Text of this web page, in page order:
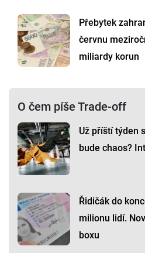
Přebytek
červnu
miliardy korun
O čem píše Trade-off
Už příští týden
bude chaos?
Řidičák do
milionu lidí.
boxu